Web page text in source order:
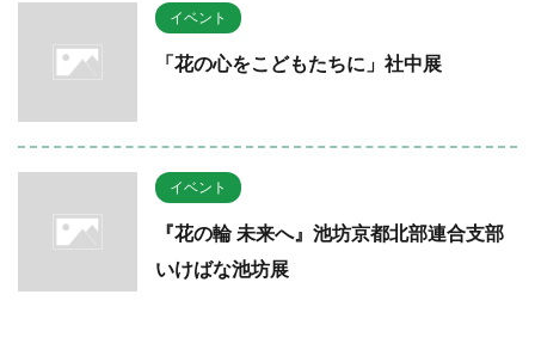
イベント
「花の心をこどもたちに」社中展
イベント
『花の輪 未来へ』池坊京都北部連合支部
いけばな池坊展